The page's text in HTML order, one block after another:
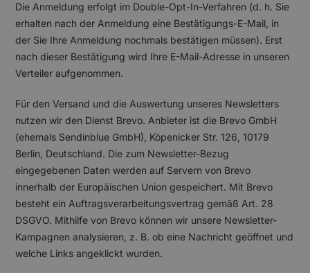
Die Anmeldung erfolgt im Double-Opt-In-Verfahren (d. h. Sie
erhalten nach der Anmeldung eine Bestätigungs-E-Mail, in
der Sie Ihre Anmeldung nochmals bestätigen müssen). Erst
nach dieser Bestätigung wird Ihre E-Mail-Adresse in unseren
Verteiler aufgenommen.
Für den Versand und die Auswertung unseres Newsletters
nutzen wir den Dienst Brevo. Anbieter ist die Brevo GmbH
(ehemals Sendinblue GmbH), Köpenicker Str. 126, 10179
Berlin, Deutschland. Die zum Newsletter-Bezug
eingegebenen Daten werden auf Servern von Brevo
innerhalb der Europäischen Union gespeichert. Mit Brevo
besteht ein Auftragsverarbeitungsvertrag gemäß Art. 28
DSGVO. Mithilfe von Brevo können wir unsere Newsletter-
Kampagnen analysieren, z. B. ob eine Nachricht geöffnet und
welche Links angeklickt wurden.